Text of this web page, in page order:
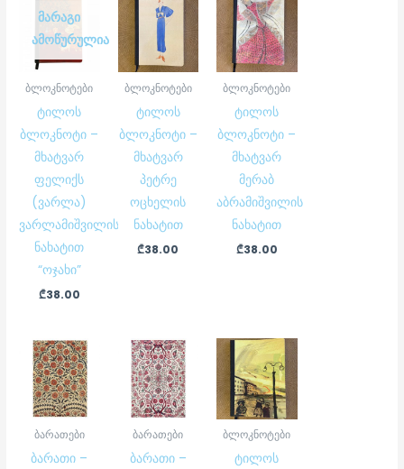
ᲛᲐᲠᲐᲒᲘ
ᲐᲛᲝᲬᲣᲠᲣᲚᲘᲐ
ბლოკნოტები
ტილოს
ბლოკნოტი –
მხატვარ
ფელიქს
(ვარლა)
ვარლამიშვილის
ნახატით
“ოჯახი”
₾38.00
ბლოკნოტები
ტილოს
ბლოკნოტი –
მხატვარ
პეტრე
ოცხელის
ნახატით
₾38.00
ბლოკნოტები
ტილოს
ბლოკნოტი –
მხატვარ
მერაბ
აბრამიშვილის
ნახატით
₾38.00
ბარათები
ბარათი –
ბარათები
ბარათი –
ბლოკნოტები
ტილოს